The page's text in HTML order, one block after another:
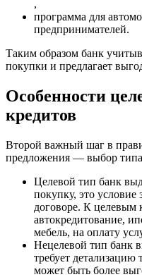
,
программа для
предпринимателей.
Таким образом банк
покупки и предлагает
Особенности
кредитов
Второй важный шаг в
предложения — выбор типа
Целевой тип банк
покупку, это
договоре. К целевым
автокредитование,
мебель, на оплату
Нецелевой тип банк
требует детализацию
может быть более